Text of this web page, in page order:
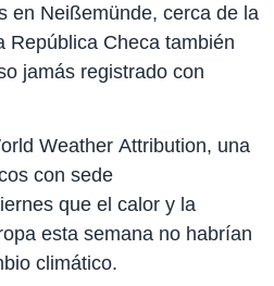
en Neißemünde, cerca de la
República Checa también
jamás registrado con
Weather Attribution, una
con sede
que el calor y la
esta semana no habrían
climático.